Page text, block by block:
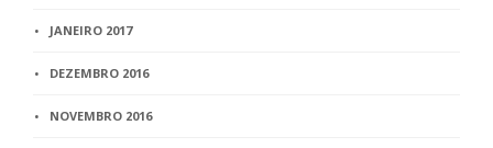
JANEIRO 2017
DEZEMBRO 2016
NOVEMBRO 2016